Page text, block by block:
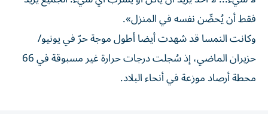
فقط أن يُحصِّن نفسه في المنزل».
وكانت النمسا قد شهدت أيضا أطول موجة حرّ في يونيو/
حزيران الماضي، إذ سُجلت درجات حرارة غير مسبوقة في 66
محطة أرصاد موزعة في أنحاء البلاد.